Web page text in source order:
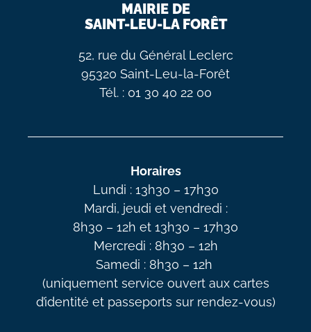
MAIRIE DE
SAINT-LEU-LA FORÊT
52, rue du Général Leclerc
95320 Saint-Leu-la-Forêt
Tél. : 01 30 40 22 00
Horaires
Lundi : 13h30 – 17h30
Mardi, jeudi et vendredi :
8h30 – 12h et 13h30 – 17h30
Mercredi : 8h30 – 12h
Samedi : 8h30 – 12h
(uniquement service ouvert aux cartes
d’identité et passeports sur rendez-vous)